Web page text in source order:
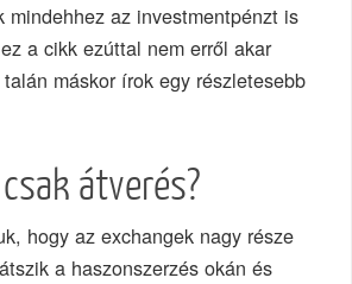
mindehhez az investmentpénzt is
a cikk ezúttal nem erről akar
máskor írok egy részletesebb
átverés?
hogy az exchangek nagy része
a haszonszerzés okán és